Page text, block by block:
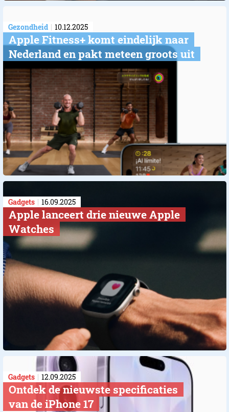
Gezondheid 10.12.2025
Apple Fitness+ komt eindelijk naar
Nederland en pakt meteen groots uit
Gadgets 16.09.2025
Apple lanceert drie nieuwe Apple
Watches
Gadgets 12.09.2025
Ontdek de nieuwste specificaties
van de iPhone 17